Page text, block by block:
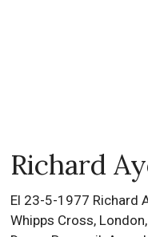
Richard
El 23-5-1977 Richard
Whipps Cross,